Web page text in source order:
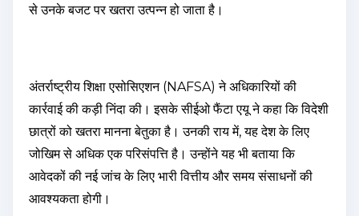
से उनके बजट पर खतरा उत्पन्न हो जाता है।
अंतर्राष्ट्रीय शिक्षा एसोसिएशन (NAFSA) ने अधिकारियों की
कार्रवाई की कड़ी निंदा की। इसके सीईओ फैंटा एयू ने कहा कि विदेशी
छात्रों को खतरा मानना ​​बेतुका है। उनकी राय में, यह देश के लिए
जोखिम से अधिक एक परिसंपत्ति है। उन्होंने यह भी बताया कि
आवेदकों की नई जांच के लिए भारी वित्तीय और समय संसाधनों की
आवश्यकता होगी।